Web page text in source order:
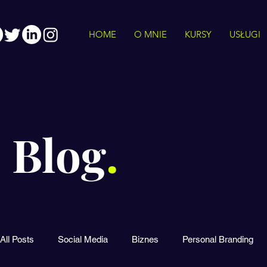
HOME O MNIE KURSY USŁUGI
Blog.
All Posts Social Media Biznes Personal Branding